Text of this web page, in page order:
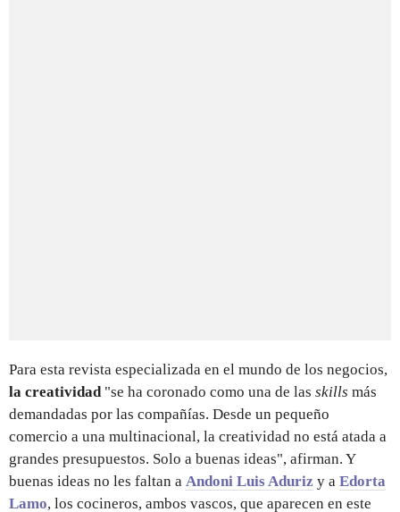
Para esta revista especializada en el mundo de los negocios,
la creatividad"se ha coronado como una de las skills más
demandadas por las compañías. Desde un pequeño
comercio a una multinacional, la creatividad no está atada a
grandes presupuestos. Solo a buenas ideas", afirman. Y
buenas ideas no les faltan a Andoni Luis Aduriz y a Edorta
Lamo, los cocineros, ambos vascos, que aparecen en este